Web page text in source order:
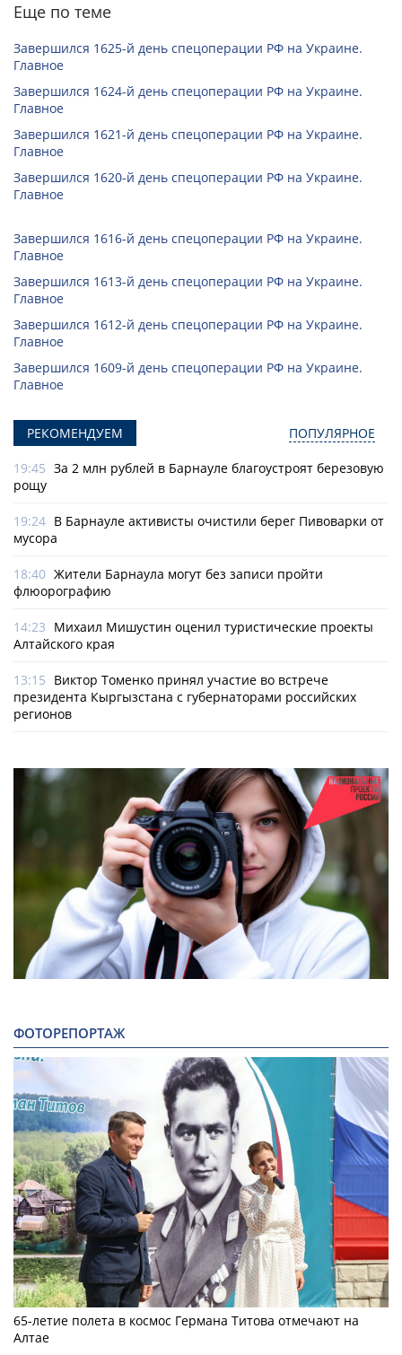
Еще по теме
Завершился 1625-й день спецоперации РФ на Украине.
Главное
Завершился 1624-й день спецоперации РФ на Украине.
Главное
Завершился 1621-й день спецоперации РФ на Украине.
Главное
Завершился 1620-й день спецоперации РФ на Украине.
Главное
Завершился 1616-й день спецоперации РФ на Украине.
Главное
Завершился 1613-й день спецоперации РФ на Украине.
Главное
Завершился 1612-й день спецоперации РФ на Украине.
Главное
Завершился 1609-й день спецоперации РФ на Украине.
Главное
РЕКОМЕНДУЕМ ПОПУЛЯРНОЕ
19:45 За 2 млн рублей в Барнауле благоустроят березовую
рощу
19:24 В Барнауле активисты очистили берег Пивоварки от
мусора
18:40 Жители Барнаула могут без записи пройти
флюорографию
14:23 Михаил Мишустин оценил туристические проекты
Алтайского края
13:15 Виктор Томенко принял участие во встрече
президента Кыргызстана с губернаторами российских
регионов
ФОТОРЕПОРТАЖ
65-летие полета в космос Германа Титова отмечают на
Алтае